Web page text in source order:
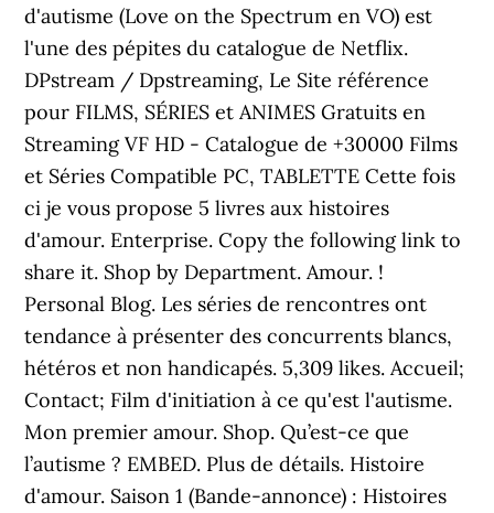
d'autisme (Love on the Spectrum en VO) est
l'une des pépites du catalogue de Netflix.
DPstream / Dpstreaming, Le Site référence
pour FILMS, SÉRIES et ANIMES Gratuits en
Streaming VF HD - Catalogue de +30000 Films
et Séries Compatible PC, TABLETTE Cette fois
ci je vous propose 5 livres aux histoires
d'amour. Enterprise. Copy the following link to
share it. Shop by Department. Amour. !
Personal Blog. Les séries de rencontres ont
tendance à présenter des concurrents blancs,
hétéros et non handicapés. 5,309 likes. Accueil;
Contact; Film d'initiation à ce qu'est l'autisme.
Mon premier amour. Shop. Qu’est-ce que
l’autisme ? EMBED. Plus de détails. Histoire
d'amour. Saison 1 (Bande-annonce) : Histoires